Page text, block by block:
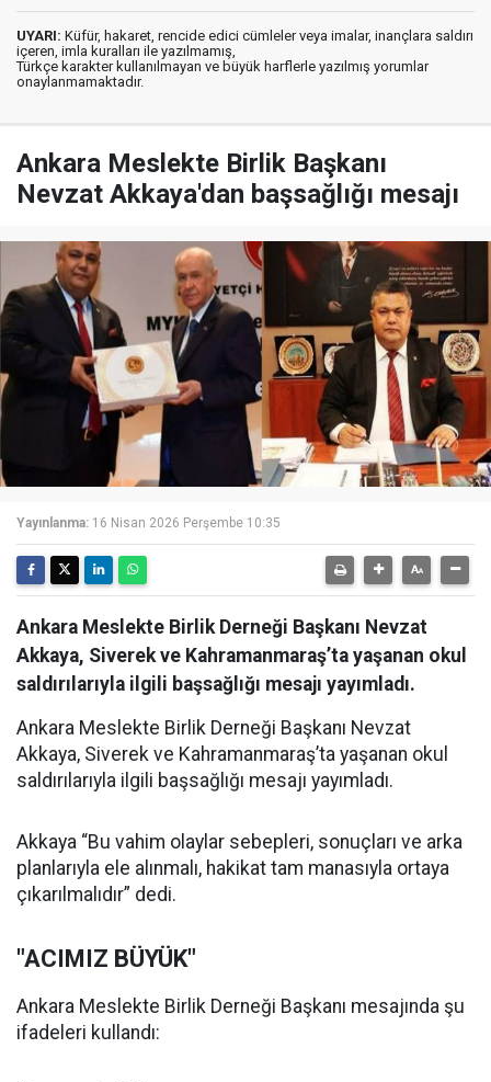
UYARI: Küfür, hakaret, rencide edici cümleler veya imalar, inançlara saldırı
içeren, imla kuralları ile yazılmamış,
Türkçe karakter kullanılmayan ve büyük harflerle yazılmış yorumlar
onaylanmamaktadır.
Ankara Meslekte Birlik Başkanı
Nevzat Akkaya'dan başsağlığı mesajı
Yayınlanma: 16 Nisan 2026 Perşembe 10:35
Ankara Meslekte Birlik Derneği Başkanı Nevzat
Akkaya, Siverek ve Kahramanmaraş’ta yaşanan okul
saldırılarıyla ilgili başsağlığı mesajı yayımladı.
Ankara Meslekte Birlik Derneği Başkanı Nevzat
Akkaya, Siverek ve Kahramanmaraş’ta yaşanan okul
saldırılarıyla ilgili başsağlığı mesajı yayımladı.
Akkaya “Bu vahim olaylar sebepleri, sonuçları ve arka
planlarıyla ele alınmalı, hakikat tam manasıyla ortaya
çıkarılmalıdır” dedi.
"ACIMIZ BÜYÜK"
Ankara Meslekte Birlik Derneği Başkanı mesajında şu
ifadeleri kullandı: